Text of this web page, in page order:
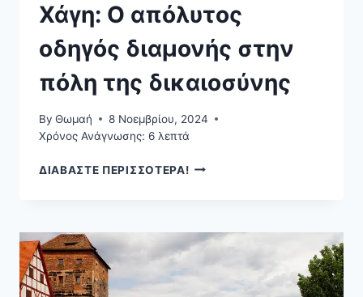
Χάγη: Ο απόλυτος
οδηγός διαμονής στην
πόλη της δικαιοσύνης
By Θωμαή
8 Νοεμβρίου, 2024
Χρόνος Ανάγνωσης: 6 λεπτά
ΔΙΑΒΑΣΤΕ ΠΕΡΙΣΣΟΤΕΡΑ!ΧΆΓΗ:
ΔΙΑΜΟΝΉΣ
ΣΤΗΝ
ΠΌΛΗ